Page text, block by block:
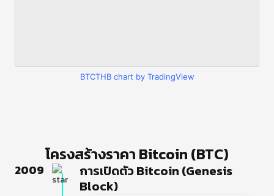
BTCTHB chart by TradingView
โครงสร้างราคา Bitcoin (BTC)
2009
การเปิดตัว Bitcoin (Genesis
Block)